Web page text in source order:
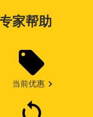
家帮助
当前优惠